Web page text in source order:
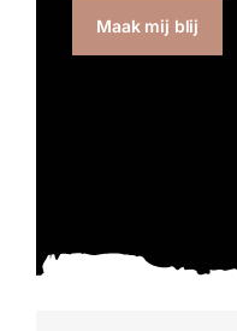
Maak mij blij